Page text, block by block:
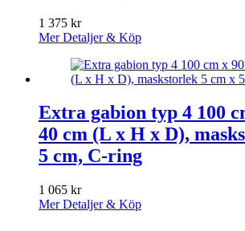
1 375 kr
Mer Detaljer & Köp
Extra gabion typ 4 100
40 cm (L x H x D),
5 cm, C-ring
1 065 kr
Mer Detaljer & Köp